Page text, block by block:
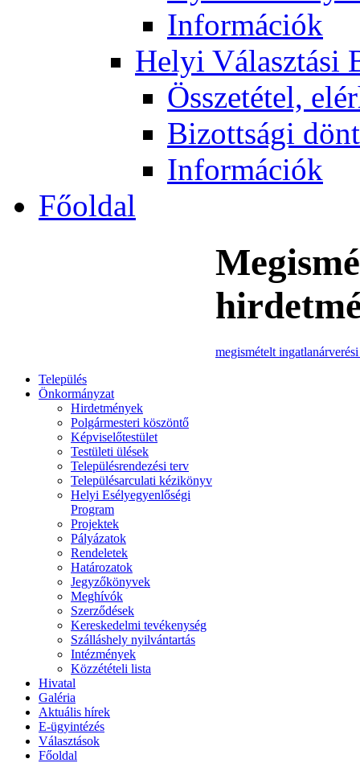
Információk
Helyi Választási
Összetétel,
Bizottsági
Információk
Főoldal
megismételt
Település
Önkormányzat
Hirdetmények
Polgármesteri köszöntő
Képviselőtestület
Testületi ülések
Településrendezési terv
Településarculati kézikönyv
Helyi Esélyegyenlőségi
Program
Projektek
Pályázatok
Rendeletek
Határozatok
Jegyzőkönyvek
Meghívók
Szerződések
Kereskedelmi tevékenység
Szálláshely nyilvántartás
Intézmények
Közzétételi lista
Hivatal
Galéria
Aktuális hírek
E-ügyintézés
Választások
Főoldal